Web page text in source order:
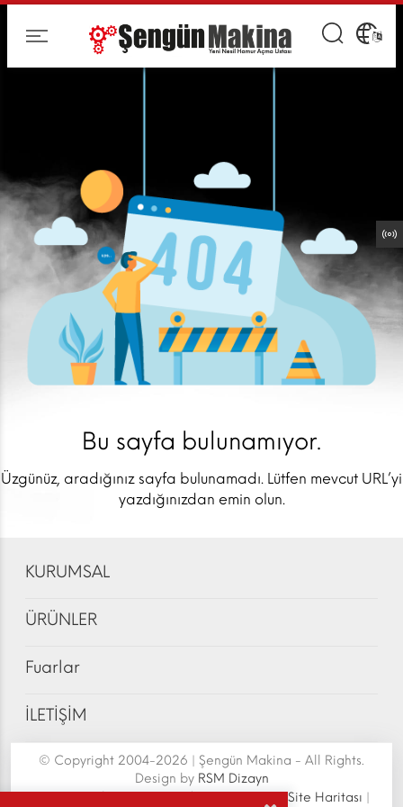
Bu sayfa bulunamıyor.
Üzgünüz, aradığınız sayfa bulunamadı. Lütfen mevcut URL’yi
yazdığınızdan emin olun.
KURUMSAL
ÜRÜNLER
Fuarlar
İLETİŞİM
© Copyright 2004-2026 | Şengün Makina - All Rights.
Design by RSM Dizayn
Site Haritası |